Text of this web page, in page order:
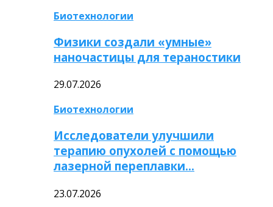
Биотехнологии
Физики создали «умные»
наночастицы для тераностики
29.07.2026
Биотехнологии
Исследователи улучшили
терапию опухолей с помощью
лазерной переплавки…
23.07.2026